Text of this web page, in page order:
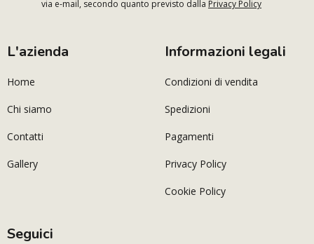
via e-mail, secondo quanto previsto dalla Privacy Policy
L'azienda
Home
Chi siamo
Contatti
Gallery
Informazioni legali
Condizioni di vendita
Spedizioni
Pagamenti
Privacy Policy
Cookie Policy
Seguici